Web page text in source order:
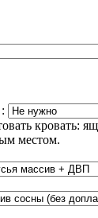
кровать:
местом.